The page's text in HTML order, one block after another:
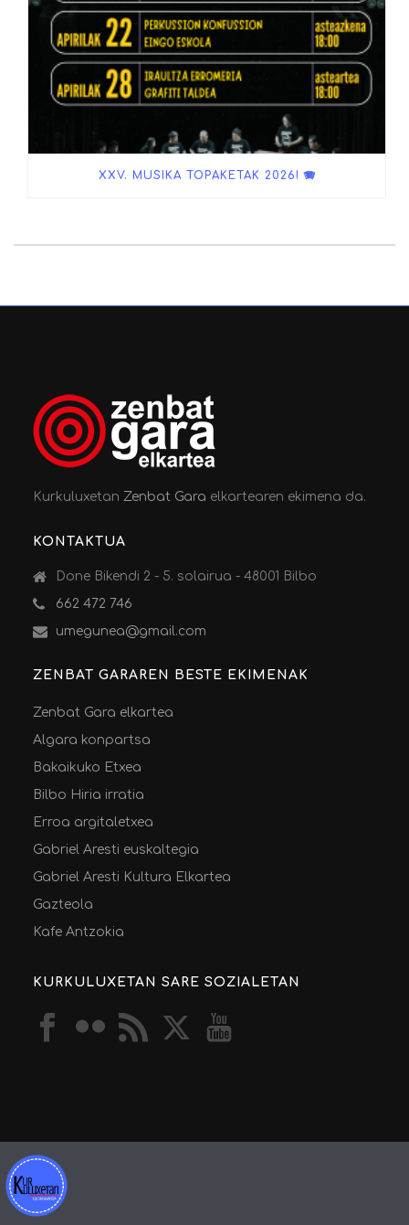
XXV. MUSIKA TOPAKETAK 2026! 🪗
KurkuluxetanZenbat Gara elkartearen ekimena da.
KONTAKTUA
Done Bikendi 2 - 5. solairua - 48001 Bilbo
662 472 746
umegunea@gmail.com
ZENBAT GARAREN BESTE EKIMENAK
Zenbat Gara elkartea
Algara konpartsa
Bakaikuko Etxea
Bilbo Hiria irratia
Erroa argitaletxea
Gabriel Aresti euskaltegia
Gabriel Aresti Kultura Elkartea
Gazteola
Kafe Antzokia
KURKULUXETAN SARE SOZIALETAN